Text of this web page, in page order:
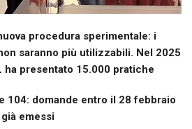
procedura sperimentale: i
saranno più utilizzabili. Nel 2025
ha presentato 15.000 pratiche
104: domande entro il 28 febbraio
emessi